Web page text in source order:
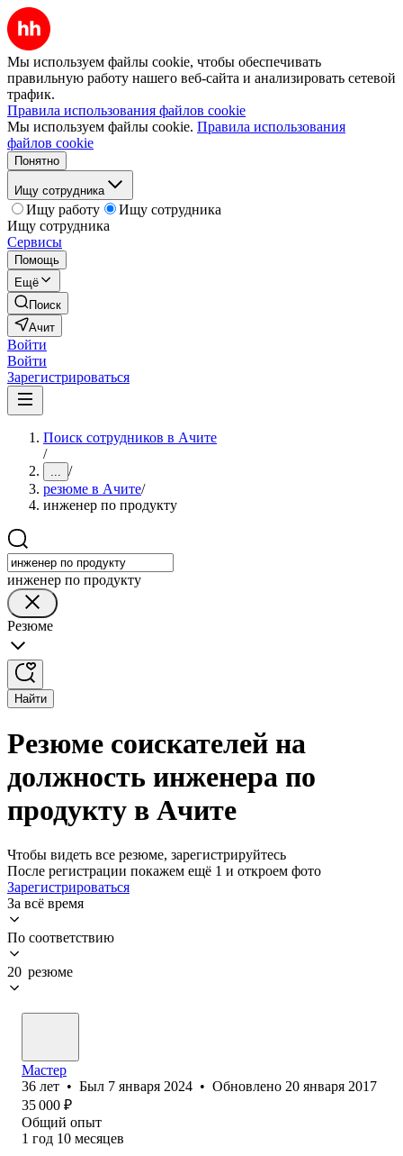
Мы используем файлы cookie, чтобы обеспечивать
правильную работу нашего веб-сайта и анализировать сетевой
трафик.
Правила использования файлов cookie
Мы используем файлы cookie. Правила использования
файлов cookie
Понятно
Ищу сотрудника
Ищу работу
Ищу сотрудника
Ищу сотрудника
Сервисы
Помощь
Ещё
Поиск
Ачит
Войти
Войти
Зарегистрироваться
Поиск сотрудников в Ачите
/
... /
резюме в Ачите/
инженер по продукту
инженер по продукту
Резюме
Найти
Резюме соискателей на
должность инженера по
продукту в Ачите
Чтобы видеть все резюме, зарегистрируйтесь
После регистрации покажем ещё 1 и откроем фото
Зарегистрироваться
За всё время
По соответствию
20 резюме
Мастер
36 лет • Был 7 января 2024 • Обновлено 20 января 2017
35 000 ₽
Общий опыт
1 год 10 месяцев